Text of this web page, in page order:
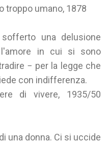
troppo umano, 1878
una delusione
l'amore in cui si sono
− per la legge che
con indifferenza.
di vivere, 1935/50
una donna. Ci si uccide